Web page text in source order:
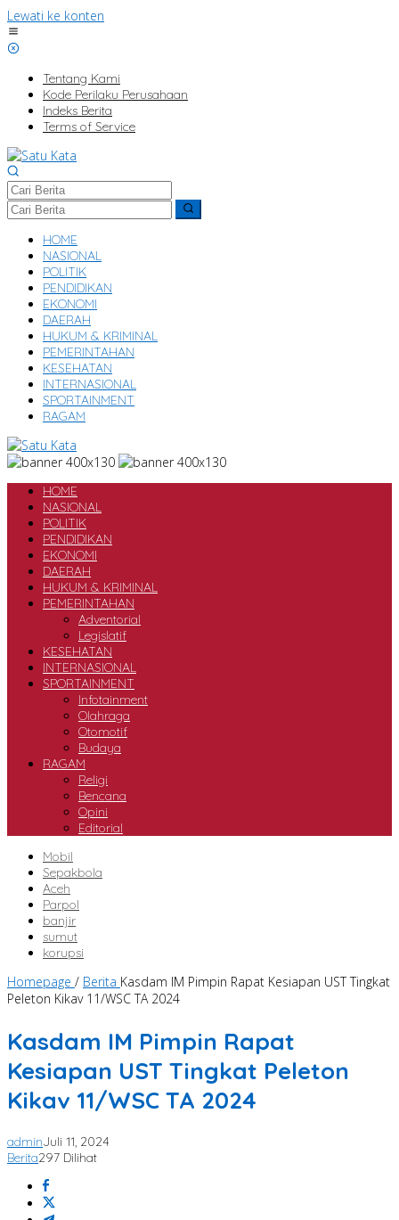
Lewati ke konten
Tentang Kami
Kode Perilaku Perusahaan
Indeks Berita
Terms of Service
HOME
NASIONAL
POLITIK
PENDIDIKAN
EKONOMI
DAERAH
HUKUM & KRIMINAL
PEMERINTAHAN
KESEHATAN
INTERNASIONAL
SPORTAINMENT
RAGAM
HOME
NASIONAL
POLITIK
PENDIDIKAN
EKONOMI
DAERAH
HUKUM & KRIMINAL
PEMERINTAHAN
Adventorial
Legislatif
KESEHATAN
INTERNASIONAL
SPORTAINMENT
Infotainment
Olahraga
Otomotif
Budaya
RAGAM
Religi
Bencana
Opini
Editorial
Mobil
Sepakbola
Aceh
Parpol
banjir
sumut
korupsi
Homepage / Berita Kasdam IM Pimpin Rapat Kesiapan UST Tingkat
Peleton Kikav 11/WSC TA 2024
Kasdam IM Pimpin Rapat
Kesiapan UST Tingkat Peleton
Kikav 11/WSC TA 2024
adminJuli 11, 2024
Berita297 Dilihat